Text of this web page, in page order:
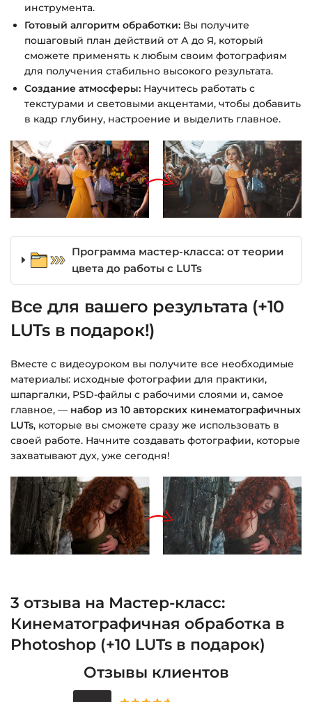
инструмента.
Готовый алгоритм обработки: Вы получите
пошаговый план действий от А до Я, который
сможете применять к любым своим фотографиям
для получения стабильно высокого результата.
Создание атмосферы: Научитесь работать с
текстурами и световыми акцентами, чтобы добавить
в кадр глубину, настроение и выделить главное.
Программа мастер-класса: от теории
цвета до работы с LUTs
Все для вашего результата (+10
LUTs в подарок!)
Вместе с видеоуроком вы получите все необходимые
материалы: исходные фотографии для практики,
шпаргалки, PSD-файлы с рабочими слоями и, самое
главное, — набор из 10 авторских кинематографичных
LUTs, которые вы сможете сразу же использовать в
своей работе. Начните создавать фотографии, которые
захватывают дух, уже сегодня!
3 отзыва на Мастер-класс:
Кинематографичная обработка в
Photoshop (+10 LUTs в подарок)
Отзывы клиентов